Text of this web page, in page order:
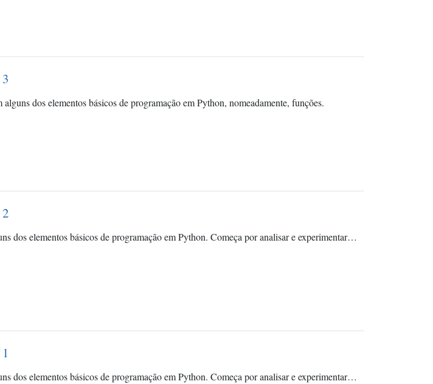
dos elementos básicos de programação em Python, nomeadamente, funções.
dos elementos básicos de programação em Python. Começa por analisar e experimentar…
dos elementos básicos de programação em Python. Começa por analisar e experimentar…